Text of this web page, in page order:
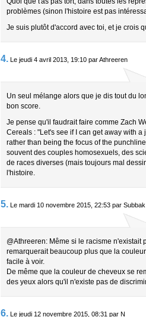
problèmes (sinon l'histoire est pas
Je suis plutôt d'accord avec toi, et je crois
4. Le jeudi 4 avril 2013, 19:10 par Athreeren
Un seul mélange alors que je dis tout du
bon score.
Je pense qu'il faudrait faire comme Zach
Cereals : "Let's see if I can get away with
rather than being the focus of the
souvent des couples homosexuels, des
de races diverses (mais toujours mal
l'histoire.
5. Le mardi 10 novembre 2015, 22:53 par Subbak
@Athreeren: Même si le racisme
remarquerait beaucoup plus que la
facile à voir.
De même que la couleur de cheveux se
des yeux alors qu'il n'existe pas de
6. Le jeudi 12 novembre 2015, 08:31 par N